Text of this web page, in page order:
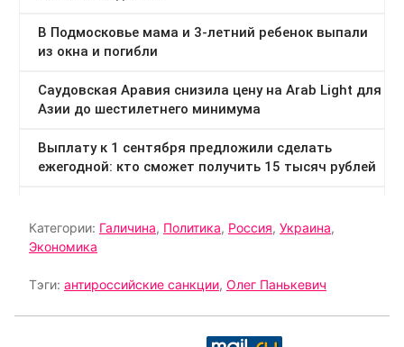
Категории: Галичина, Политика, Россия, Украина,
Экономика
Тэги: антироссийские санкции, Олег Панькевич